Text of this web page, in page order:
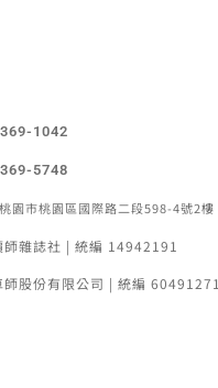
1042
5748
園市桃園區國際路二段598-4號2樓
師雜誌社 | 統編 14942191
師股份有限公司 | 統編 60491271